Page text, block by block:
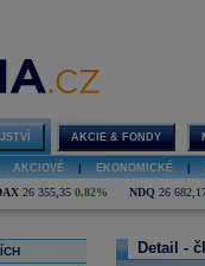
AKCIE & FONDY
AKCIOVÉ EKONOMICKÉ
26 355,35 0,82% NDQ 26
Detail -